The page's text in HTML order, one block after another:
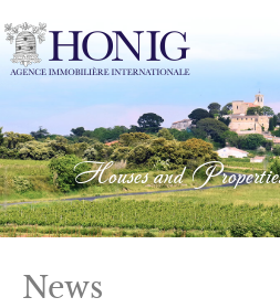
About our agency
Property search
Submit a search
Estimate your property
Houses and
News